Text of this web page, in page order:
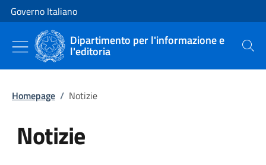
Vai al contenuto
Vai alla navigazione del sito
Governo Italiano
Dipartimento per l'informazione e
l'editoria Cerca
Homepage / Notizie
Notizie